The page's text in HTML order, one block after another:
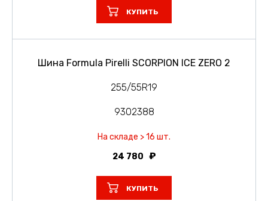
КУПИТЬ
Шина Formula Pirelli SCORPION ICE ZERO 2
255/55R19
9302388
На складе > 16 шт.
24 780
КУПИТЬ